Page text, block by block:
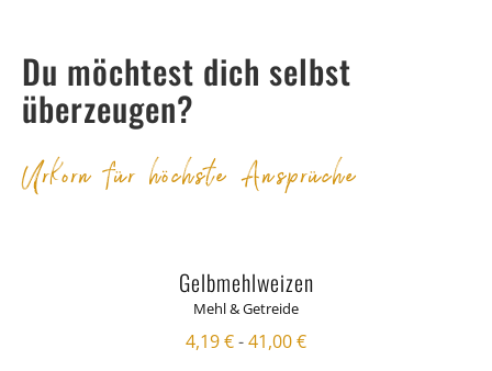
Du möchtest dich selbst
überzeugen?
Urkorn für höchste Ansprüche
Gelbmehlweizen
Mehl & Getreide
4,19€-41,00€